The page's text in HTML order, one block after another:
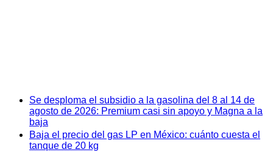
Se desploma el subsidio a la gasolina del 8 al 14 de
agosto de 2026: Premium casi sin apoyo y Magna a la
baja
Baja el precio del gas LP en México: cuánto cuesta el
tanque de 20 kg